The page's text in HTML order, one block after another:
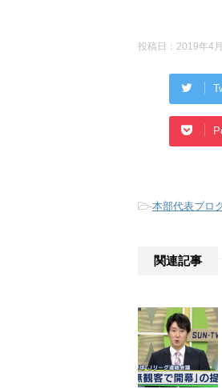
投稿日： 2019年4
-本部代表ブロ
関連記事